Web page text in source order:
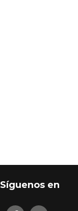
Síguenos en